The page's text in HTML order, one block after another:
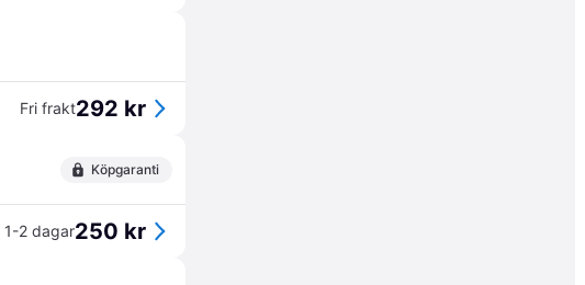
Fri frakt292 kr
Köpgaranti
1-2 dagar250 kr